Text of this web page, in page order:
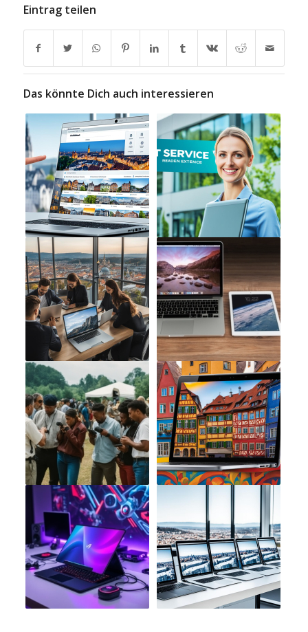
Eintrag teilen
Das könnte Dich auch interessieren